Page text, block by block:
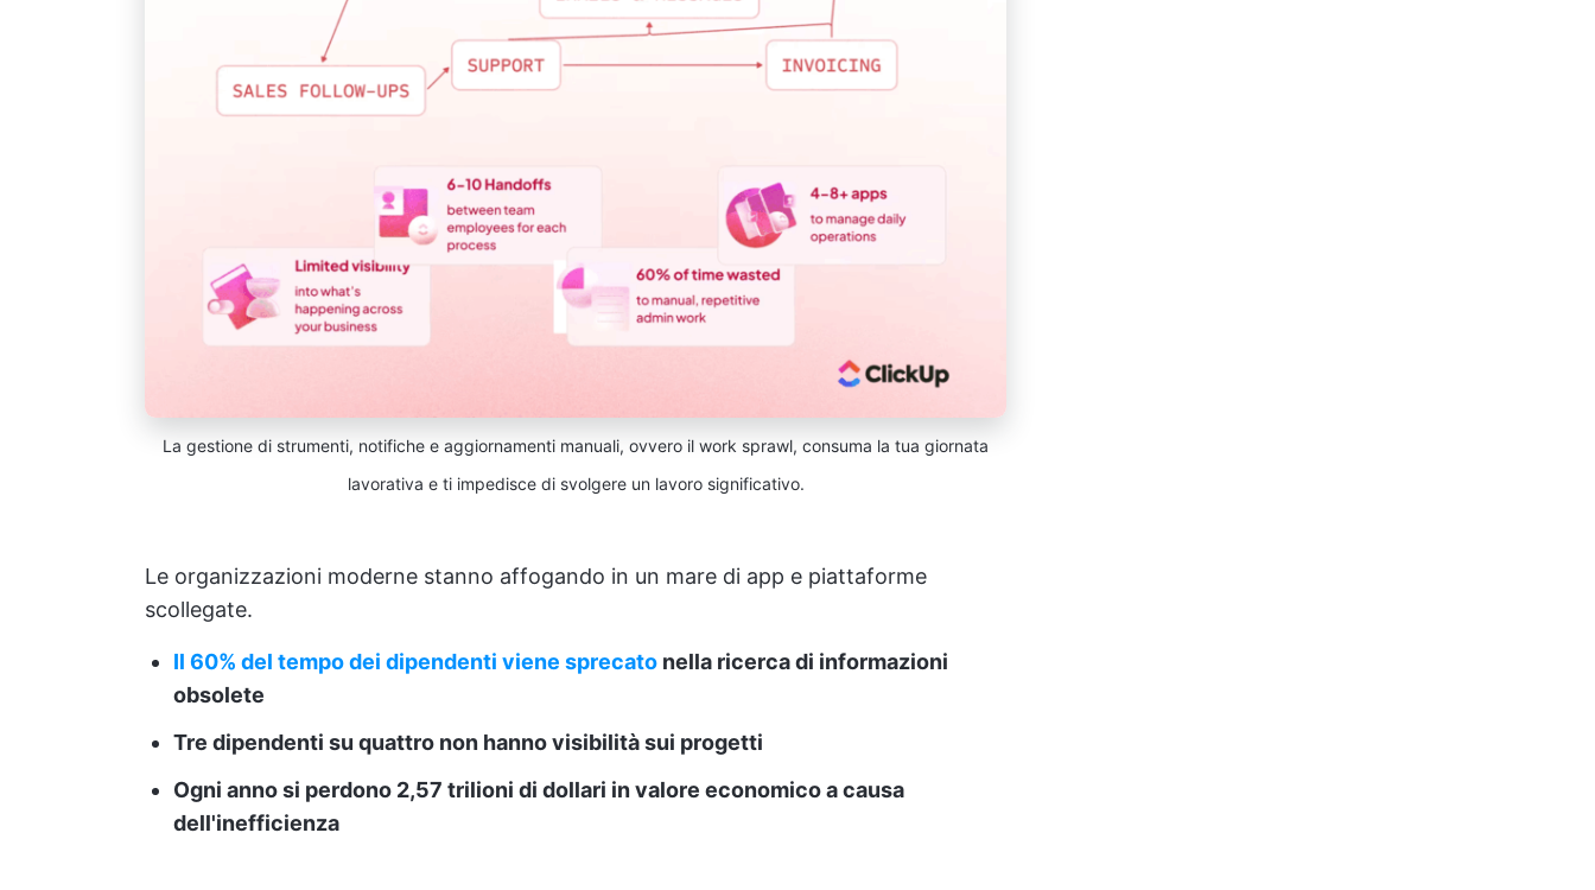
La gestione di strumenti, notifiche e aggiornamenti manuali, ovvero il work sprawl, consuma la tua giornata
lavorativa e ti impedisce di svolgere un lavoro significativo.
Le organizzazioni moderne stanno affogando in un mare di app e piattaforme
scollegate.
Il 60% del tempo dei dipendenti viene sprecato nella ricerca di informazioni
obsolete
Tre dipendenti su quattro non hanno visibilità sui progetti
Ogni anno si perdono 2,57 trilioni di dollari in valore economico a causa
dell'inefficienza